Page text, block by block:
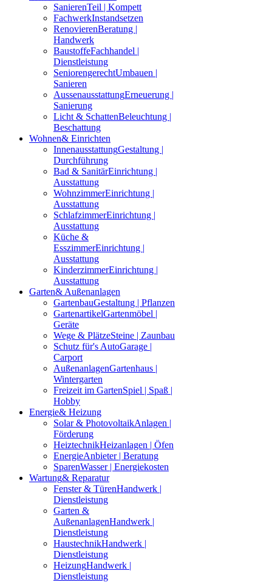
SanierenTeil | Kompett
FachwerkInstandsetzen
RenovierenBeratung |
Handwerk
BaustoffeFachhandel |
Dienstleistung
SeniorengerechtUmbauen |
Sanieren
AussenausstattungErneuerung |
Sanierung
Licht & SchattenBeleuchtung |
Beschattung
Wohnen& Einrichten
InnenausstattungGestaltung |
Durchführung
Bad & SanitärEinrichtung |
Ausstattung
WohnzimmerEinrichtung |
Ausstattung
SchlafzimmerEinrichtung |
Ausstattung
Küche &
EsszimmerEinrichtung |
Ausstattung
KinderzimmerEinrichtung |
Ausstattung
Garten& Außenanlagen
GartenbauGestaltung | Pflanzen
GartenartikelGartenmöbel |
Geräte
Wege & PlätzeSteine | Zaunbau
Schutz für's AutoGarage |
Carport
AußenanlagenGartenhaus |
Wintergarten
Freizeit im GartenSpiel | Spaß |
Hobby
Energie& Heizung
Solar & PhotovoltaikAnlagen |
Förderung
HeiztechnikHeizanlagen | Öfen
EnergieAnbieter | Beratung
SparenWasser | Energiekosten
Wartung& Reparatur
Fenster & TürenHandwerk |
Dienstleistung
Garten &
AußenanlagenHandwerk |
Dienstleistung
HaustechnikHandwerk |
Dienstleistung
HeizungHandwerk |
Dienstleistung